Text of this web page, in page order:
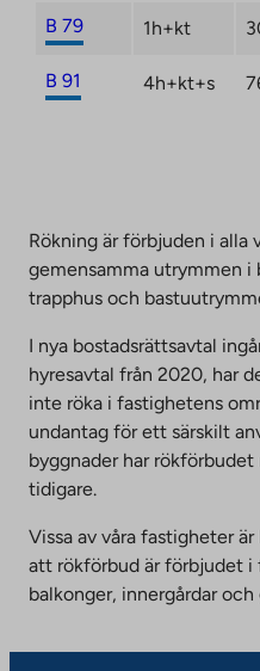
B 79 1h+kt
B 91 4h+kt+s
Rökning är förbjuden i alla
gemensamma utrymmen i
trapphus och
I nya bostadsrättsavtal
hyresavtal från 2020, har
inte röka i fastighetens
undantag för ett särskilt
byggnader har
tidigare.
Vissa av våra fastigheter
att rökförbud är förbjudet i
balkonger, innergårdar